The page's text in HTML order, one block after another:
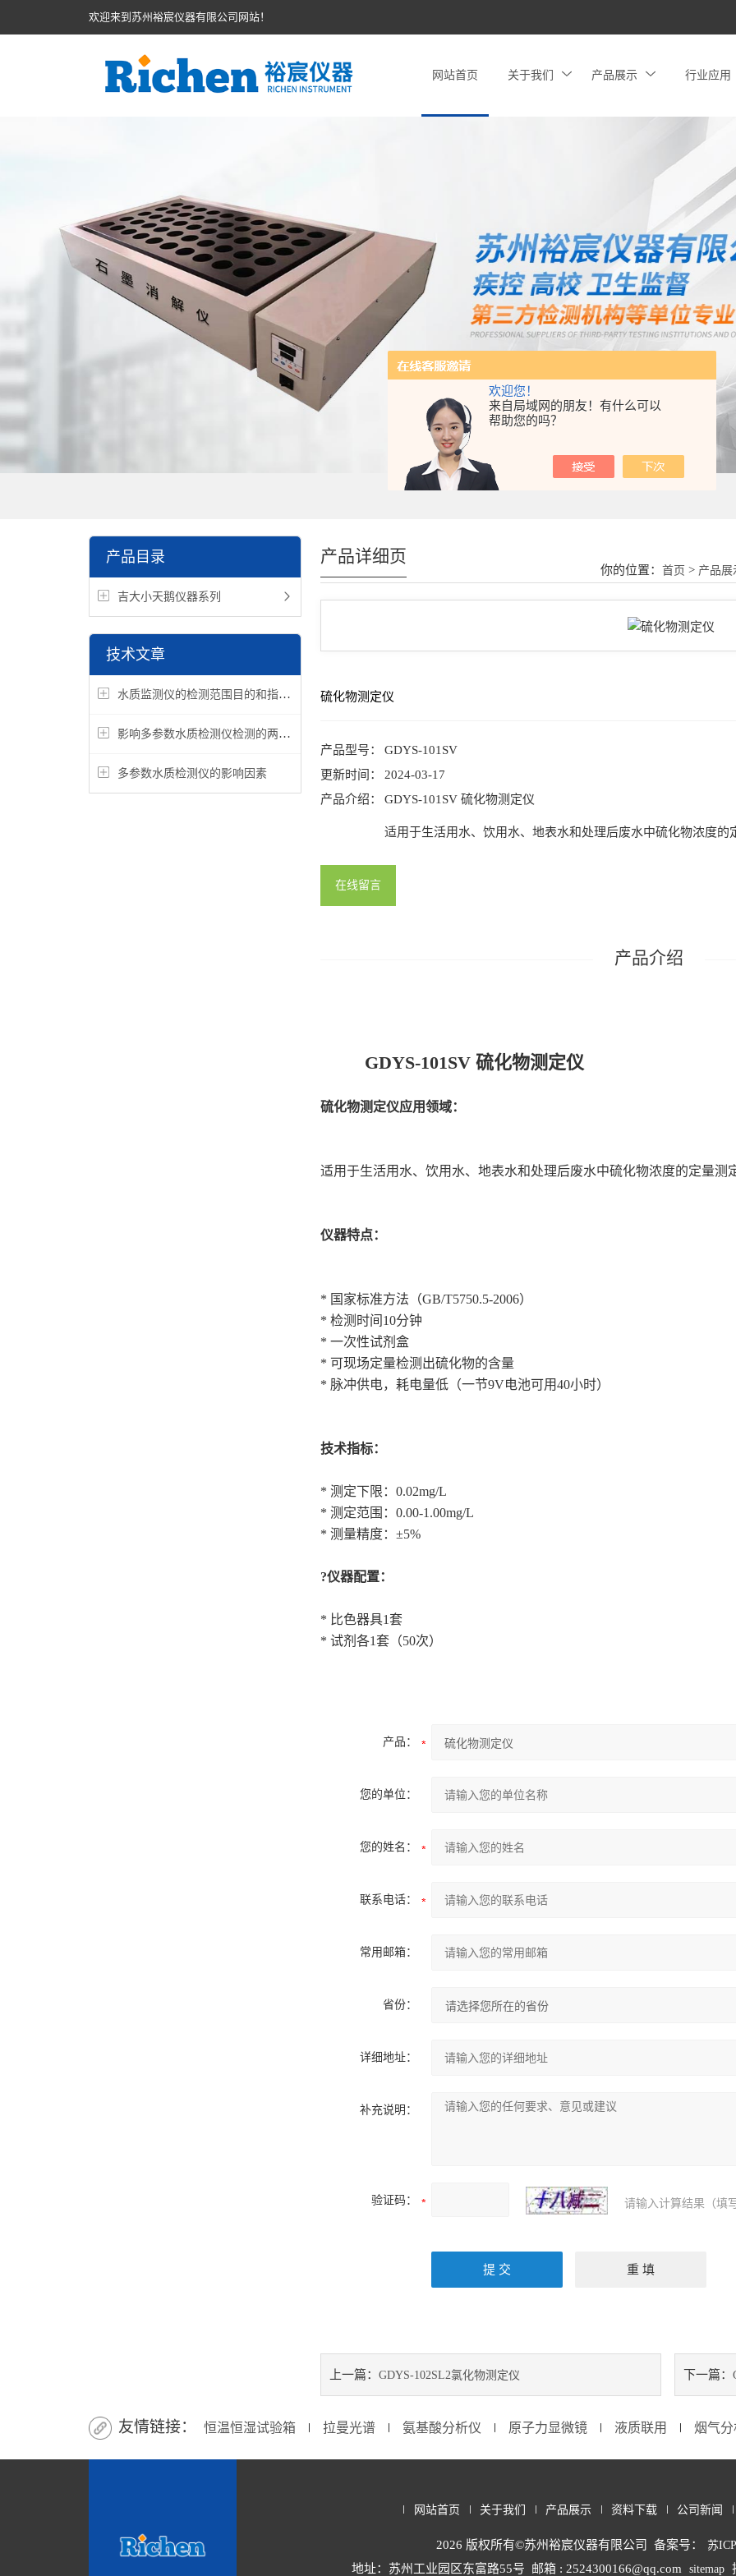
欢迎您！
来自局域网的朋友！有什么可以
帮助您的吗？
欢迎来到苏州裕宸仪器有限公司网站！
网站首页 关于我们 产品展示 行业应用
产品目录
吉大小天鹅仪器系列
技术文章
水质监测仪的检测范围目的和指标介绍
影响多参数水质检测仪检测的两大因素你都了解吗？
多参数水质检测仪的影响因素
你的位置：首页 > 产品展
产品详细页
硫化物测定仪
产品型号：
GDYS-101SV
更新时间：
2024-03-17
产品介绍：
GDYS-101SV 硫化物测定仪
适用于生活用水、饮用水、地表水和处理后废水中硫化物浓度的
在线留言
GDYS-101SV 硫化物测定仪
硫化物测定仪应用领域：
适用于生活用水、饮用水、地表水和处理后废水中硫化物浓度的定量测
仪器特点：
* 国家标准方法（GB/T5750.5-2006）
* 检测时间10分钟
* 一次性试剂盒
* 可现场定量检测出硫化物的含量
* 脉冲供电，耗电量低（一节9V电池可用40小时）
技术指标：
* 测定下限：0.02mg/L
* 测定范围：0.00-1.00mg/L
* 测量精度：±5%
?仪器配置：
* 比色器具1套
* 试剂各1套（50次）
产品：
您的单位：
您的姓名：
联系电话：
常用邮箱：
省份：
详细地址：
补充说明：
验证码： 请输入计算结果（填
上一篇： GDYS-102SL2氯化物测定仪 下一篇：
友情链接： 恒温恒湿试验箱 拉曼光谱 氨基酸分析仪 原子力显微镜 液质联用 烟气分
网站首页 关于我们 产品展示 资料下载 公司新闻
2026 版权所有©苏州裕宸仪器有限公司 备案号： 苏
地址：苏州工业园区东富路55号 邮箱 : 2524300166@qq.com sitemap